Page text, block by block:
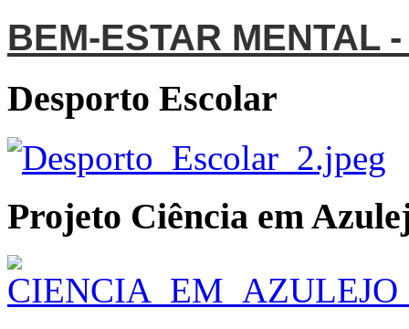
BEM-ESTAR MENTAL
Desporto Escolar
Projeto Ciência em